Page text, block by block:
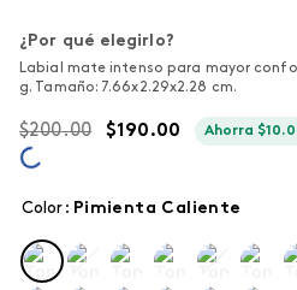
¿Por qué elegirlo?
Labial mate intenso para mayor
g. Tamaño: 7.66x2.29x2.28 cm.
$200.00 $190.00 Ahorra$10.
Color : pimienta caliente